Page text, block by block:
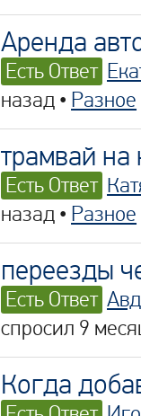
Аренда
Есть Ответ
назад • Разное
трамвай на
Есть Ответ
назад • Разное
переезды
Есть Ответ
спросил 9
Когда